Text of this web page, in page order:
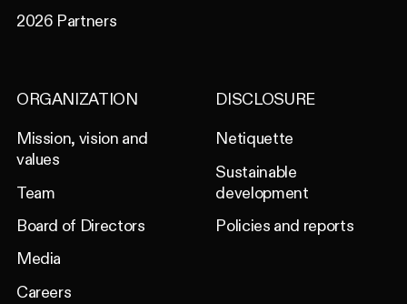
2026 Partners
ORGANIZATION
Mission, vision and
values
Team
Board of Directors
Media
Careers
DISCLOSURE
Netiquette
Sustainable
development
Policies and reports